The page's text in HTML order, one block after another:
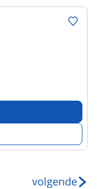
volgende